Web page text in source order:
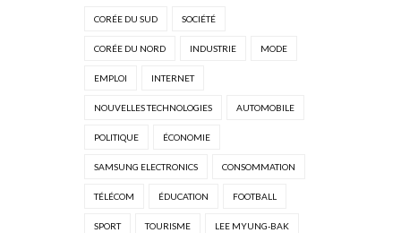
CORÉE DU SUD SOCIÉTÉ
CORÉE DU NORD INDUSTRIE MODE
EMPLOI INTERNET
NOUVELLES TECHNOLOGIES AUTOMOBILE
POLITIQUE ÉCONOMIE
SAMSUNG ELECTRONICS CONSOMMATION
TÉLÉCOM ÉDUCATION FOOTBALL
SPORT TOURISME LEE MYUNG-BAK